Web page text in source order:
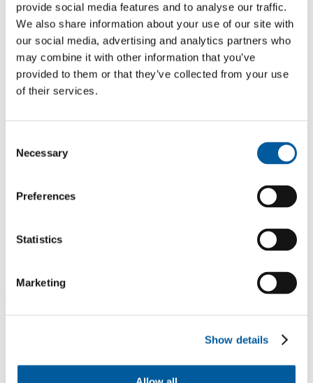
provide social media features and to analyse our traffic.
We also share information about your use of our site with
our social media, advertising and analytics partners who
may combine it with other information that you’ve
provided to them or that they’ve collected from your use
of their services.
Selection
Necessary
Preferences
Statistics
Marketing
Show details
Dotaz 554
Dotaz
Dobrý den. Zaujal mě Thermofix břidlice kov. Jaké lišty se
používají pro tento dekor? Není moc tmavý, aby na něm nebyl vidět
Dobrý den, používají se lišty Doellken do kterých se vlepí pásek
doporučuji navštívit naše distributory a vidět ji "na živo". Kontakty
naDistributory. S pozdravem Jiří Zálešák jiri.zalesak@fatra.cz
Podlahy pro domácnost